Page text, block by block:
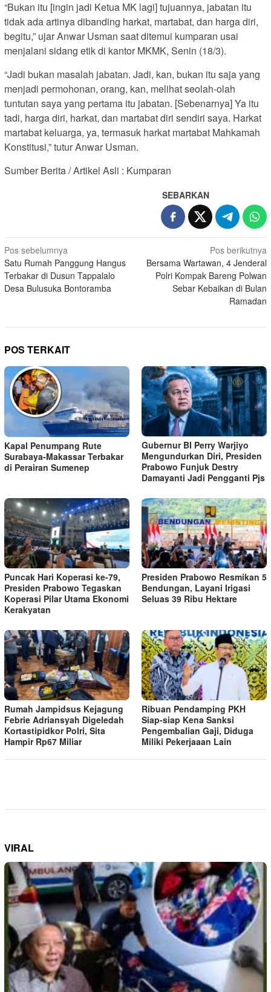
“Bukan itu [ingin jadi Ketua MK lagi] tujuannya, jabatan itu
tidak ada artinya dibanding harkat, martabat, dan harga diri,
begitu,” ujar Anwar Usman saat ditemui kumparan usai
menjalani sidang etik di kantor MKMK, Senin (18/3).
“Jadi bukan masalah jabatan. Jadi, kan, bukan itu saja yang
menjadi permohonan, orang, kan, melihat seolah-olah
tuntutan saya yang pertama itu jabatan. [Sebenarnya] Ya itu
tadi, harga diri, harkat, dan martabat diri sendiri saya. Harkat
martabat keluarga, ya, termasuk harkat martabat Mahkamah
Konstitusi,” tutur Anwar Usman.
Sumber Berita / Artikel Asli : Kumparan
SEBARKAN
Navigasi
pos
Pos sebelumnya
Satu Rumah Panggung Hangus
Terbakar di Dusun Tappalalo
Desa Bulusuka Bontoramba
Pos berikutnya
Bersama Wartawan, 4 Jenderal
Polri Kompak Bareng Polwan
Sebar Kebaikan di Bulan
Ramadan
POS TERKAIT
Kapal Penumpang Rute
Surabaya-Makassar Terbakar
di Perairan Sumenep
Gubernur BI Perry Warjiyo
Mengundurkan Diri, Presiden
Prabowo Funjuk Destry
Damayanti Jadi Pengganti Pjs
Puncak Hari Koperasi ke-79,
Presiden Prabowo Tegaskan
Koperasi Pilar Utama Ekonomi
Kerakyatan
Presiden Prabowo Resmikan 5
Bendungan, Layani Irigasi
Seluas 39 Ribu Hektare
Rumah Jampidsus Kejagung
Febrie Adriansyah Digeledah
Kortastipidkor Polri, Sita
Hampir Rp67 Miliar
Ribuan Pendamping PKH
Siap-siap Kena Sanksi
Pengembalian Gaji, Diduga
Miliki Pekerjaaan Lain
VIRAL